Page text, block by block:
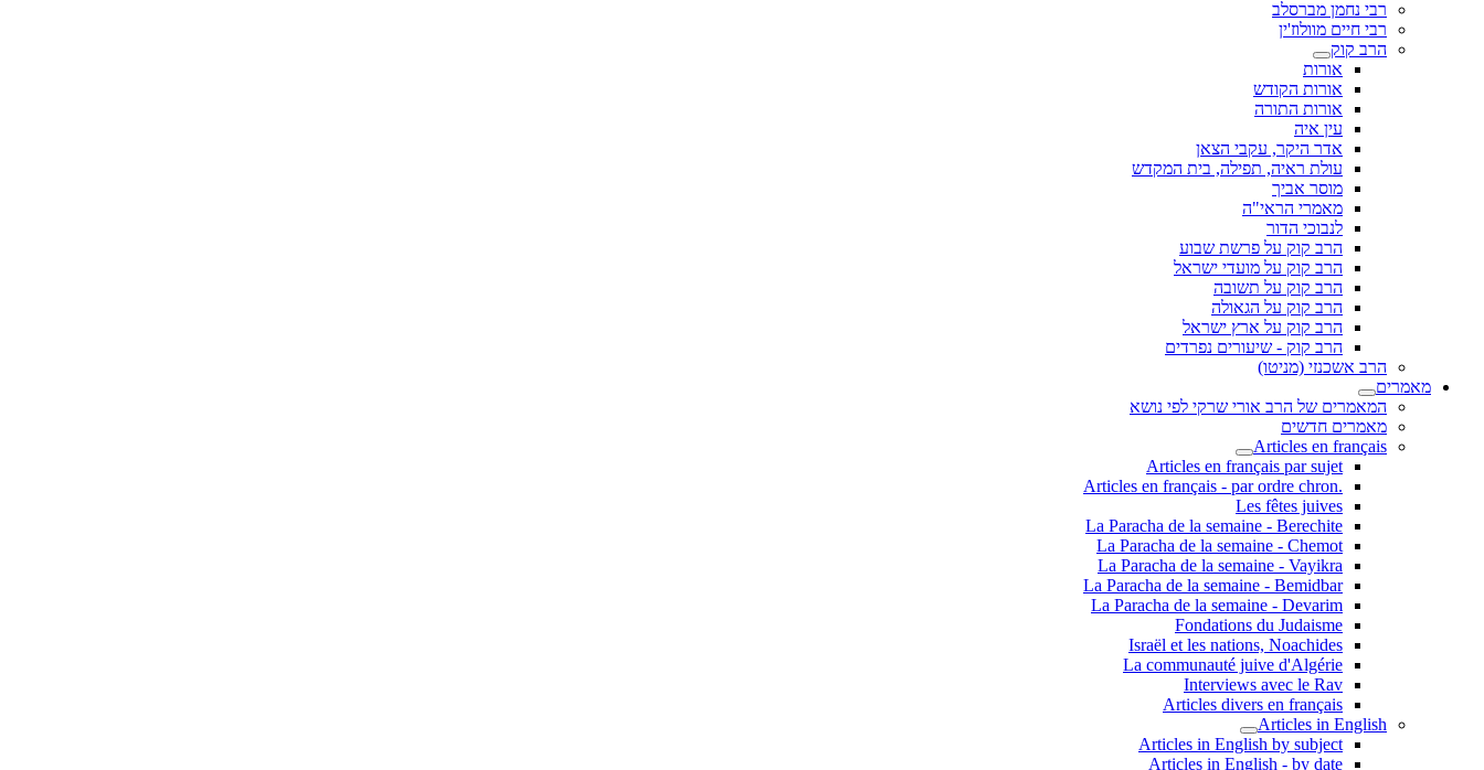
רבי נחמן מברסלב
רבי חיים מוולוז'ין
הרב קוק
אורות
אורות הקודש
אורות התורה
עין איה
אדר היקר, עקבי הצאן
עולת ראיה, תפילה, בית המקדש
מוסר אביך
מאמרי הראי"ה
לנבוכי הדור
הרב קוק על פרשת שבוע
הרב קוק על מועדי ישראל
הרב קוק על תשובה
הרב קוק על הגאולה
הרב קוק על ארץ ישראל
הרב קוק - שיעורים נפרדים
הרב אשכנזי (מניטו)
מאמרים
המאמרים של הרב אורי שרקי לפי נושא
מאמרים חדשים
Articles en français
Articles en français par sujet
.Articles en français - par ordre chron
Les fêtes juives
La Paracha de la semaine - Berechite
La Paracha de la semaine - Chemot
La Paracha de la semaine - Vayikra
La Paracha de la semaine - Bemidbar
La Paracha de la semaine - Devarim
Fondations du Judaisme
Israël et les nations, Noachides
La communauté juive d'Algérie
Interviews avec le Rav
Articles divers en français
Articles in English
Articles in English by subject
Articles in English - by date